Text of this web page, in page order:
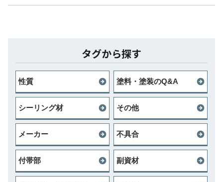
タグから探す
性質 塗料・塗装のQ&A
シーリング材 その他
メーカー 不具合
付帯部 副資材